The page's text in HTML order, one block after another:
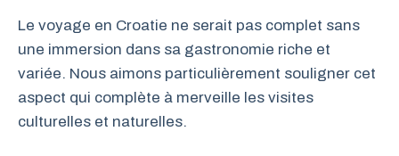
Le voyage en Croatie ne serait pas complet sans
une immersion dans sa gastronomie riche et
variée. Nous aimons particulièrement souligner cet
aspect qui complète à merveille les visites
culturelles et naturelles.